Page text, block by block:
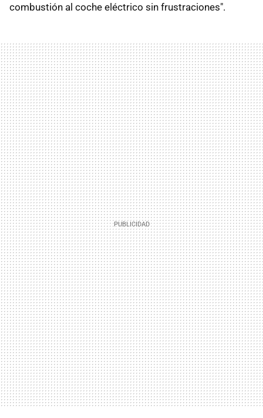
combustión al coche eléctrico sin frustraciones".